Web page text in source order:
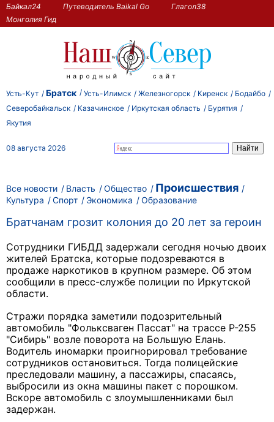
Байкал24 Путеводитель Baikal Go
Глагол38
Монголия Гид
Усть-Кут Братск Усть-Илимск Железногорск Киренск
Бодайбо
Северобайкальск
Казачинское Иркутская область
Бурятия
Якутия
08 августа 2026
Все новости Власть Общество Происшествия
Культура Спорт Экономика Образование
Братчанам грозит колония до 20 лет за героин
Сотрудники ГИБДД задержали сегодня ночью двоих
жителей Братска, которые подозреваются в
продаже наркотиков в крупном размере. Об этом
сообщили в пресс-службе полиции по Иркутской
области.
Стражи порядка заметили подозрительный
автомобиль "Фольксваген Пассат" на трассе Р-255
"Сибирь" возле поворота на Большую Елань.
Водитель иномарки проигнорировал требование
сотрудников остановиться. Тогда полицейские
преследовали машину, а пассажиры, спасаясь,
выбросили из окна машины пакет с порошком.
Вскоре автомобиль с злоумышленниками был
задержан.